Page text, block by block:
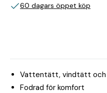
60 dagars öppet köp
Vattentätt, vindtätt och
Fodrad för komfort